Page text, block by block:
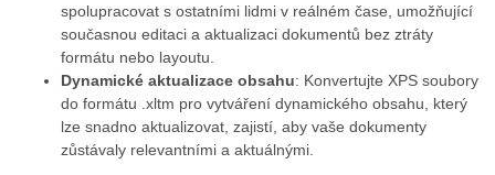
spolupracovat s ostatními lidmi v reálném čase, umožňující
současnou editaci a aktualizaci dokumentů bez ztráty
formátu nebo layoutu.
Dynamické aktualizace obsahu: Konvertujte XPS soubory
do formátu .xltm pro vytváření dynamického obsahu, který
lze snadno aktualizovat, zajistí, aby vaše dokumenty
zůstávaly relevantními a aktuálnými.